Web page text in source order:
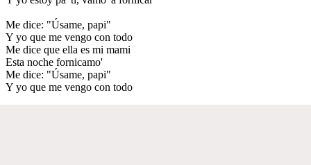
Me dice: "Úsame, papi"
Y yo que me vengo con todo
Me dice que ella es mi mami
Esta noche fornicamo'
Me dice: "Úsame, papi"
Y yo que me vengo con todo